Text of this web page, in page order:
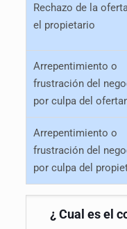
Rechazo de la
el propietario
Arrepentimiento o
frustración del
por culpa del
Arrepentimiento o
frustración del
por culpa del
¿ Cual es el